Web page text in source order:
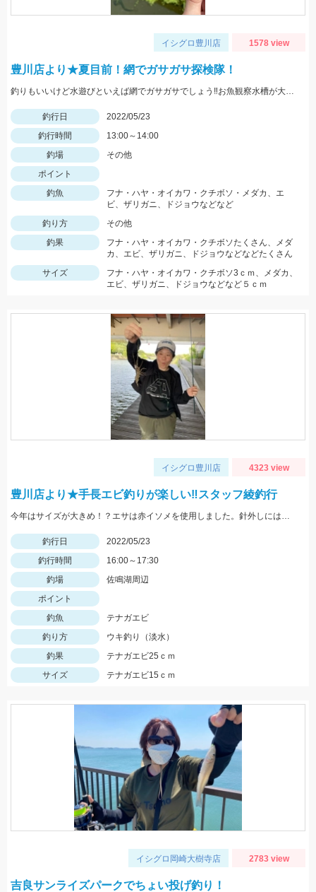
イシグロ豊川店 1578 view
豊川店より★夏目前！網でガサガサ探検隊！
釣りもいいけど水遊びといえば網でガサガサでしょう‼お魚観察水槽が大活躍♪
釣行日
2022/05/23
釣行時間
13:00～14:00
釣場
その他
ポイント
釣魚
フナ・ハヤ・オイカワ・クチボソ・メダカ、エ
ビ、ザリガニ、ドジョウなどなど
釣り方
その他
釣果
フナ・ハヤ・オイカワ・クチボソたくさん、メダ
カ、エビ、ザリガニ、ドジョウなどなどたくさん
サイズ
フナ・ハヤ・オイカワ・クチボソ3ｃｍ、メダカ、
エビ、ザリガニ、ドジョウなどなど５ｃｍ
イシグロ豊川店 4323 view
豊川店より★手長エビ釣りが楽しい‼スタッフ綾釣行
今年はサイズが大きめ！？エサは赤イソメを使用しました。針外しにはフォーセップがあると鋏まれずにすみますよ！
釣行日
2022/05/23
釣行時間
16:00～17:30
釣場
佐鳴湖周辺
ポイント
釣魚
テナガエビ
釣り方
ウキ釣り（淡水）
釣果
テナガエビ25ｃｍ
サイズ
テナガエビ15ｃｍ
イシグロ岡崎大樹寺店 2783 view
吉良サンライズパークでちょい投げ釣り！